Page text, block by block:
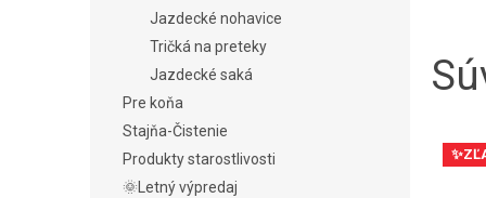
Jazdecké nohavice
Tričká na preteky
Jazdecké saká
Pre koňa
Stajňa-Čistenie
Produkty starostlivosti
🌞Letný výpredaj